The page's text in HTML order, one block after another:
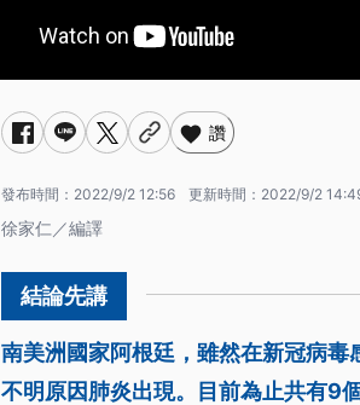
讚
發布時間： 2022/9/2 12:56 更新時間： 2022/9/2
徐家仁／編譯
南美洲國家阿根廷，雖然在新冠病
不明原因肺炎出現。目前為止共有9